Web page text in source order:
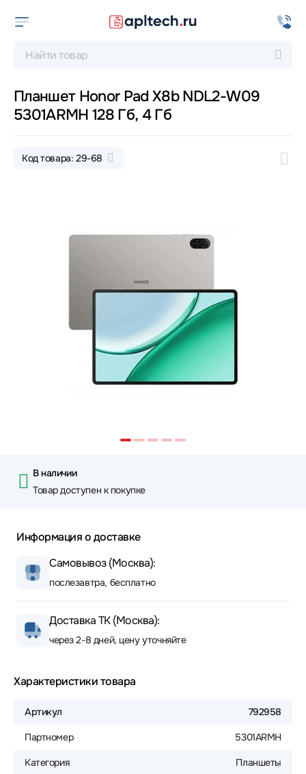
Планшет Honor Pad X8b NDL2-W09
5301ARMH 128 Гб, 4 Гб
Код товара: 29-68
В наличии
Товар доступен к покупке
Информация о доставке
Самовывоз (Москва):
послезавтра, бесплатно
Доставка ТК (Москва):
через 2-8 дней, цену уточняйте
Характеристики товара
Артикул 792958
Партномер 5301ARMH
Категория Планшеты